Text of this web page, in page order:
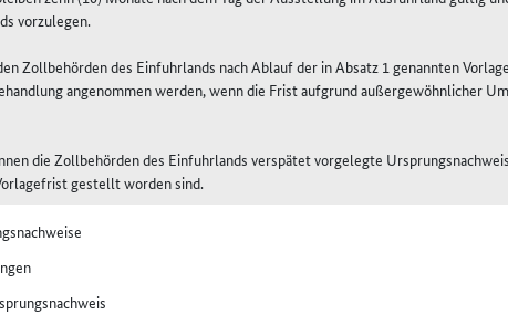
vorzulegen.
Zollbehörden des Einfuhrlands nach Ablauf der in Absatz 1 genannten
angenommen werden, wenn die Frist aufgrund außergewöhnlicher
die Zollbehörden des Einfuhrlands verspätet vorgelegte
gestellt worden sind.